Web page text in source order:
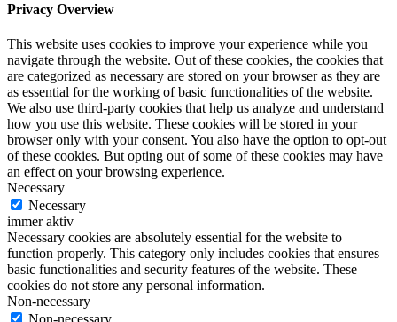
Privacy Overview
This website uses cookies to improve your experience while you
navigate through the website. Out of these cookies, the cookies that
are categorized as necessary are stored on your browser as they are
as essential for the working of basic functionalities of the website.
We also use third-party cookies that help us analyze and understand
how you use this website. These cookies will be stored in your
browser only with your consent. You also have the option to opt-out
of these cookies. But opting out of some of these cookies may have
an effect on your browsing experience.
Necessary
Necessary
immer aktiv
Necessary cookies are absolutely essential for the website to
function properly. This category only includes cookies that ensures
basic functionalities and security features of the website. These
cookies do not store any personal information.
Non-necessary